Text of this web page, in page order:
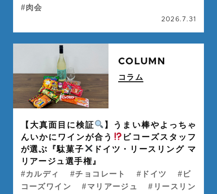
肉会
2026.7.31
COLUMN
コラム
【大真面目に検証
】うまい棒やよっちゃ
んいかにワインが合う
ビコーズスタッフ
が選ぶ『駄菓子
ドイツ・リースリング マ
リアージュ選手権』
カルディ チョコレート ドイツ
ビ
コーズワイン
マリアージュ
リースリン